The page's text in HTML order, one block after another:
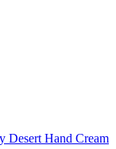
Desert Hand Cream